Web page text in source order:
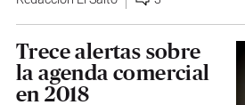
Trece alertas sobre
la agenda comercial
en 2018